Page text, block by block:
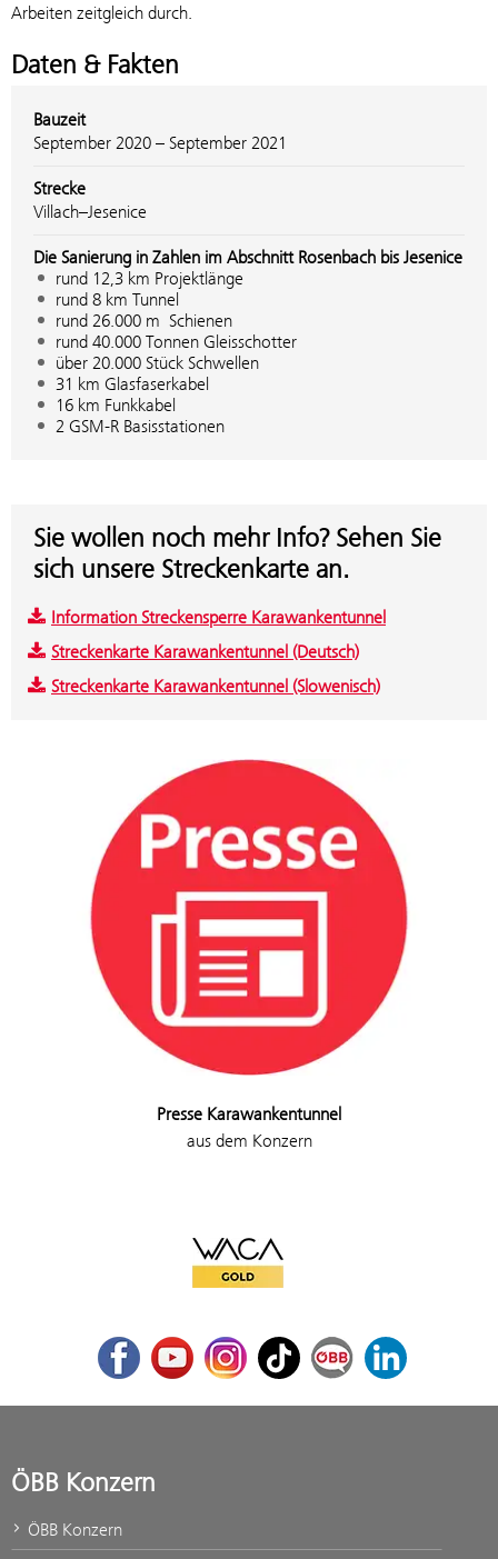
Arbeiten zeitgleich durch.
Daten & Fakten
Bauzeit
September 2020 – September 2021
Strecke
Villach–Jesenice
Die Sanierung in Zahlen im Abschnitt Rosenbach bis Jesenice
rund 12,3 km Projektlänge
rund 8 km Tunnel
rund 26.000 m Schienen
rund 40.000 Tonnen Gleisschotter
über 20.000 Stück Schwellen
31 km Glasfaserkabel
16 km Funkkabel
2 GSM-R Basisstationen
Sie wollen noch mehr Info? Sehen Sie
sich unsere Streckenkarte an.
Information Streckensperre Karawankentunnel
Streckenkarte Karawankentunnel (Deutsch)
Streckenkarte Karawankentunnel (Slowenisch)
Presse Karawankentunnel
aus dem Konzern
WACA Gold
FacebookYoutubeInstagram
TikTok ÖBB Corporate Blog
LinkedIn
ÖBB Konzern
ÖBB Konzern